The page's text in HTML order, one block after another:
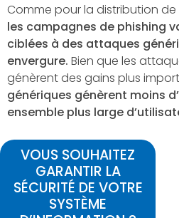
Comme pour la distribution de
les campagnes de phishing
ciblées à des attaques
envergure. Bien que les
génèrent des gains plus
génériques génèrent moins
ensemble plus large
VOUS SOUHAITEZ
GARANTIR LA
SÉCURITÉ DE VOTRE
SYSTÈME